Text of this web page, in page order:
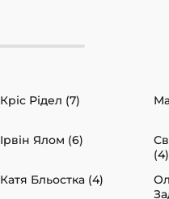
Кріс Рідел (7)
Ірвін Ялом (6)
(4)
Катя Бльостка (4)